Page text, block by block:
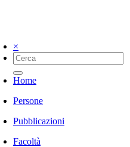
×
Home
Persone
Pubblicazioni
Facoltà